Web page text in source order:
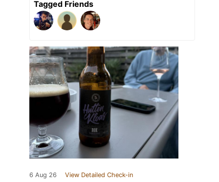
Tagged Friends
6 Aug 26 View Detailed Check-in